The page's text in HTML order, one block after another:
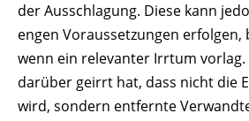
der Ausschlagung. Diese kann
engen Voraussetzungen erfolgen,
wenn ein relevanter Irrtum vorlag.
darüber geirrt hat, dass nicht die
wird, sondern entfernte